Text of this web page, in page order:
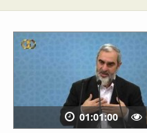
01:01:00